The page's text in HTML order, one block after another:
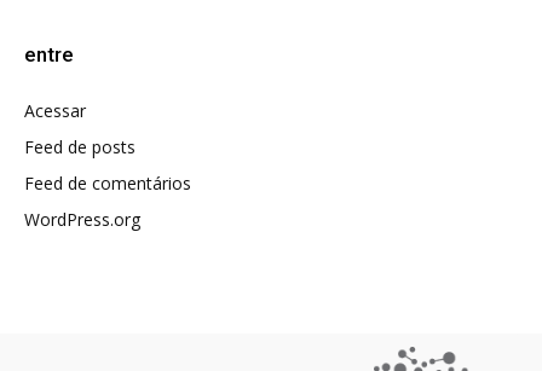
entre
Acessar
Feed de posts
Feed de comentários
WordPress.org